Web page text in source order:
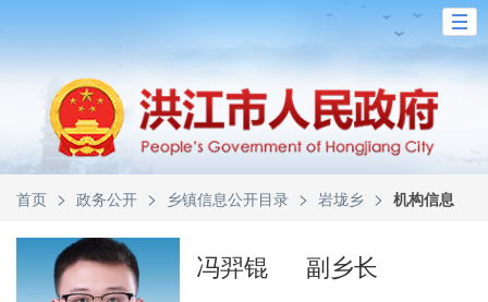
首页 > 政务公开 > 乡镇信息公开目录 > 岩垅乡 > 机构信息
冯羿锟 副乡长